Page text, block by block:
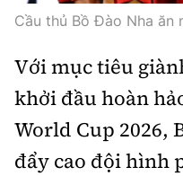
Nhà thầu
Mời thầu - Đấu thầu
Thi viết về GTVT
Gương sáng giao thông
Âm nhạc
360 độ thể thao
Tư vấn
Thế giới
Hồ sơ tài liệu
Thế giới giao thông
Đi ++
Du lịch
Khám phá
Video
Thời sự
Cầu thủ Bồ Đào Nha ăn
Với mục tiêu
khởi đầu hoàn
World Cup 2026,
đẩy cao đội hình